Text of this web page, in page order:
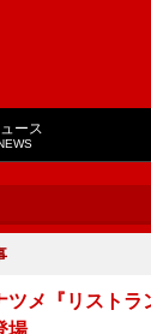
ース
ツメ『リスト
場